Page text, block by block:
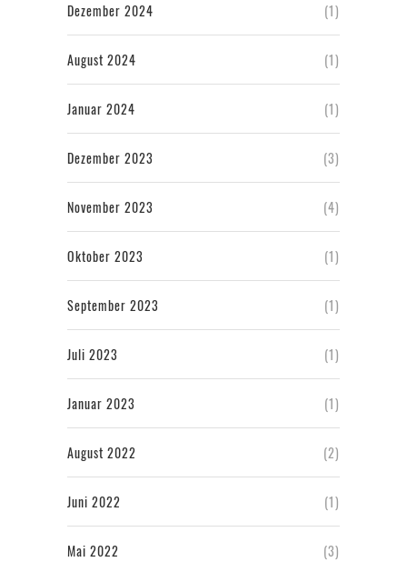
Dezember 2024 (1)
August 2024 (1)
Januar 2024 (1)
Dezember 2023 (3)
November 2023 (4)
Oktober 2023 (1)
September 2023 (1)
Juli 2023 (1)
Januar 2023 (1)
August 2022 (2)
Juni 2022 (1)
Mai 2022 (3)